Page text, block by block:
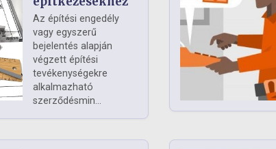
Az építési engedély
vagy egyszerű
bejelentés alapján
végzett építési
tevékenységekre
alkalmazható
szerződésmin...